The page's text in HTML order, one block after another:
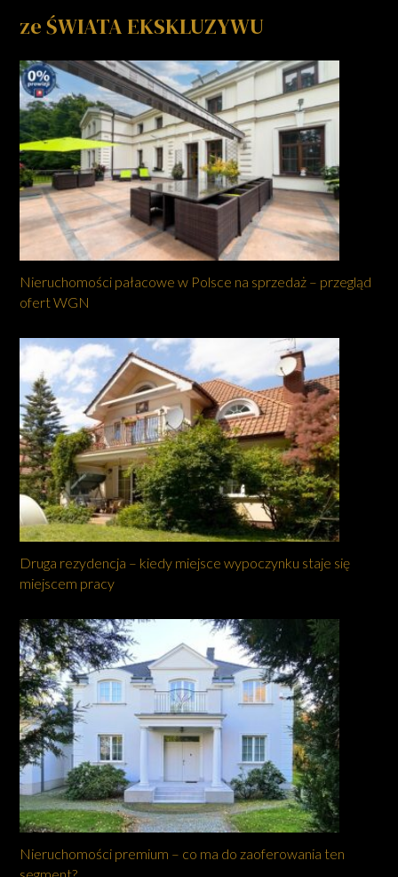
ze ŚWIATA EKSKLUZYWU
Nieruchomości pałacowe w Polsce na sprzedaż – przegląd
ofert WGN
Druga rezydencja – kiedy miejsce wypoczynku staje się
miejscem pracy
Nieruchomości premium – co ma do zaoferowania ten